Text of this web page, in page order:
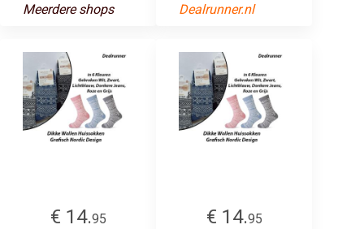
Meerdere shops
Dealrunner.nl
€ 14.95
€ 14.95